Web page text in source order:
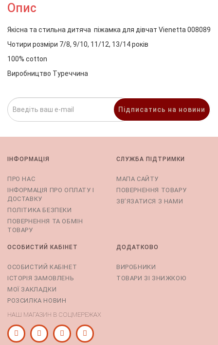
Опис
Якісна та стильна дитяча піжамка для дівчат Vienetta 008089
Чотири розміри 7/8, 9/10, 11/12, 13/14 років
100% cotton
Виробництво Туреччина
Підписатись на новини
ІНФОРМАЦІЯ
ПРО НАС
ІНФОРМАЦІЯ ПРО ОПЛАТУ І
ДОСТАВКУ
ПОЛІТИКА БЕЗПЕКИ
ПОВЕРНЕННЯ ТА ОБМІН
ТОВАРУ
СЛУЖБА ПІДТРИМКИ
МАПА САЙТУ
ПОВЕРНЕННЯ ТОВАРУ
ЗВ’ЯЗАТИСЯ З НАМИ
ОСОБИСТИЙ КАБІНЕТ
ОСОБИСТИЙ КАБІНЕТ
ІСТОРІЯ ЗАМОВЛЕНЬ
МОЇ ЗАКЛАДКИ
РОЗСИЛКА НОВИН
ДОДАТКОВО
ВИРОБНИКИ
ТОВАРИ ЗІ ЗНИЖКОЮ
НАШ МАГАЗИН В СОЦМЕРЕЖАХ